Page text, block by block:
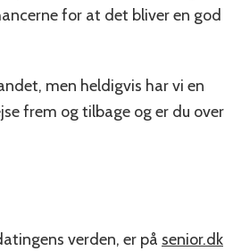
for at det bliver en god
men heldigvis har vi en
frem og tilbage og er du over
verden, er på senior.dk